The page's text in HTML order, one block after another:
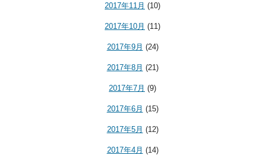
2017年11月 (10)
2017年10月 (11)
2017年9月 (24)
2017年8月 (21)
2017年7月 (9)
2017年6月 (15)
2017年5月 (12)
2017年4月 (14)